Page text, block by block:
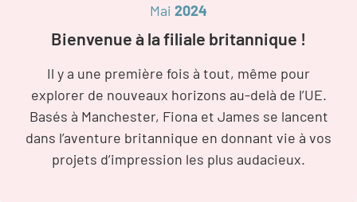
Mai 2024
Bienvenue à la filiale britannique !
Il y a une première fois à tout, même pour
explorer de nouveaux horizons au-delà de l’UE.
Basés à Manchester, Fiona et James se lancent
dans l’aventure britannique en donnant vie à vos
projets d’impression les plus audacieux.